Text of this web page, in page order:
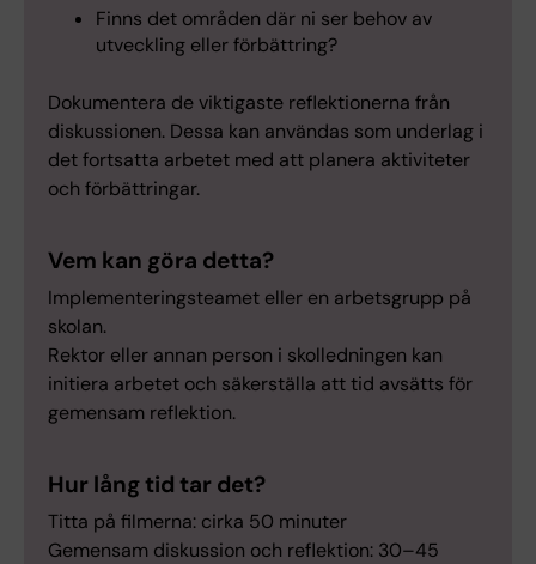
Finns det områden där ni ser behov av
utveckling eller förbättring?
Dokumentera de viktigaste reflektionerna från
diskussionen. Dessa kan användas som underlag i
det fortsatta arbetet med att planera aktiviteter
och förbättringar.
Vem kan göra detta?
Implementeringsteamet eller en arbetsgrupp på
skolan.
Rektor eller annan person i skolledningen kan
initiera arbetet och säkerställa att tid avsätts för
gemensam reflektion.
Hur lång tid tar det?
Titta på filmerna: cirka 50 minuter
Gemensam diskussion och reflektion: 30–45